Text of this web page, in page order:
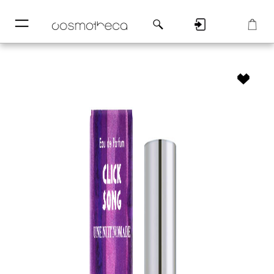
─
─ РегистрацияКорзина